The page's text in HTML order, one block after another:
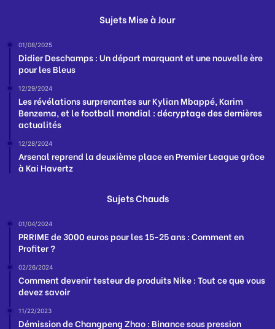
Sujets Mise à Jour
01/08/2025
Didier Deschamps : Un départ marquant et une nouvelle ère
pour les Bleus
12/29/2024
Les révélations surprenantes sur Kylian Mbappé, Karim
Benzema, et le football mondial : décryptage des dernières
actualités
12/28/2024
Arsenal reprend la deuxième place en Premier League grâce
à Kai Havertz
Sujets Chauds
01/04/2024
PRRIME de 3000 euros pour les 15-25 ans : Comment en
Profiter ?
02/26/2024
Comment devenir testeur de produits Nike : Tout ce que vous
devez savoir
11/22/2023
Démission de Changpeng Zhao : Binance sous pression